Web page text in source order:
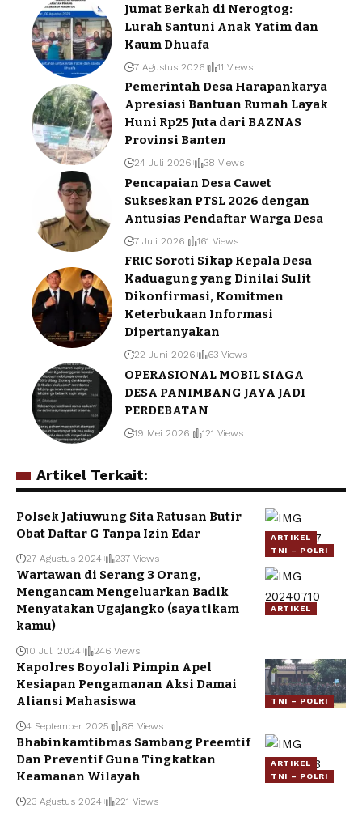
Jumat Berkah di Nerogtog:
Lurah Santuni Anak Yatim dan
Kaum Dhuafa
7 Agustus 2026 11 Views
Pemerintah Desa Harapankarya
Apresiasi Bantuan Rumah Layak
Huni Rp25 Juta dari BAZNAS
Provinsi Banten
24 Juli 2026 38 Views
Pencapaian Desa Cawet
Sukseskan PTSL 2026 dengan
Antusias Pendaftar Warga Desa
7 Juli 2026 161 Views
FRIC Soroti Sikap Kepala Desa
Kaduagung yang Dinilai Sulit
Dikonfirmasi, Komitmen
Keterbukaan Informasi
Dipertanyakan
22 Juni 2026 63 Views
OPERASIONAL MOBIL SIAGA
DESA PANIMBANG JAYA JADI
PERDEBATAN
19 Mei 2026 121 Views
Artikel Terkait:
ARTIKEL
TNI – POLRI
Polsek Jatiuwung Sita Ratusan Butir
Obat Daftar G Tanpa Izin Edar
27 Agustus 2024 237 Views
ARTIKEL
Wartawan di Serang 3 Orang,
Mengancam Mengeluarkan Badik
Menyatakan Ugajangko (saya tikam
kamu)
10 Juli 2024 246 Views
TNI – POLRI
Kapolres Boyolali Pimpin Apel
Kesiapan Pengamanan Aksi Damai
Aliansi Mahasiswa
4 September 2025 88 Views
ARTIKEL
TNI – POLRI
Bhabinkamtibmas Sambang Preemtif
Dan Preventif Guna Tingkatkan
Keamanan Wilayah
23 Agustus 2024 221 Views